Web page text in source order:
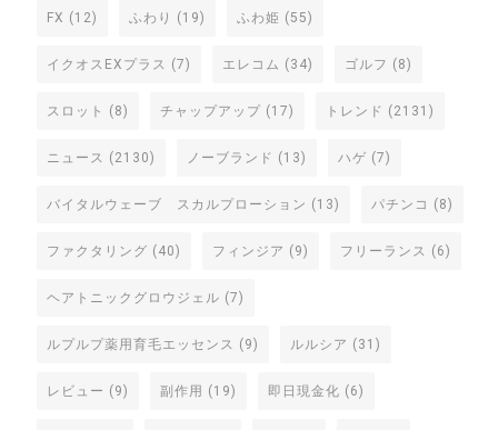
FX (12) ふわり (19) ふわ姫 (55)
イクオスEXプラス (7) エレコム (34) ゴルフ (8)
スロット (8) チャップアップ (17) トレンド (2131)
ニュース (2130) ノーブランド (13) ハゲ (7)
バイタルウェーブ スカルプローション (13) パチンコ (8)
ファクタリング (40) フィンジア (9) フリーランス (6)
ヘアトニックグロウジェル (7)
ルプルプ薬用育毛エッセンス (9) ルルシア (31)
レビュー (9) 副作用 (19) 即日現金化 (6)